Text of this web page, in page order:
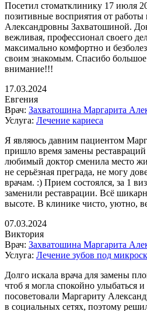
Посетил стоматклинику 17 июля
позитивные восприятия от
Александровны Захватошиной.
вежливая, профессионал своего
максимально комфортно и
своим знакомым. Спасибо большое
внимание!!!
17.03.2024
Евгения
Врач: Захватошина Маргарита
Услуга: Лечение кариеса
Я являюсь давним пациентом
пришло время замены
любимый доктор сменила место
не серьëзная преграда, не могу
врачам. :) Прием состоялся, за 1
заменили реставрации. Всё
высоте. В клинике чисто, уютно,
07.03.2024
Виктория
Врач: Захватошина Маргарита
Услуга: Лечение зубов под
Долго искала врача для замены
чтоб я могла спокойно улыбаться и
посоветовали Маргариту
в социальных сетях, поэтому